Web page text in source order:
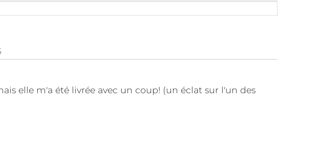
elle m'a été livrée avec un coup! (un éclat sur l'un des